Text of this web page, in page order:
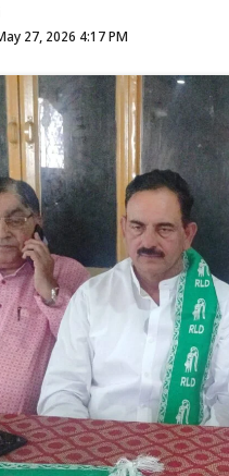
27, 2026 4:17 PM